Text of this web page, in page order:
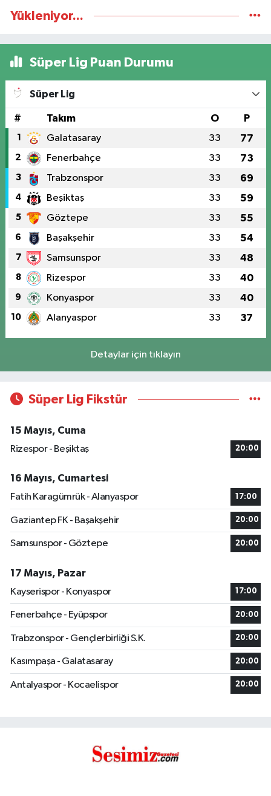
Yükleniyor...
Süper Lig Puan Durumu
Süper Lig
# Takım O P
1 Galatasaray 33 77
2 Fenerbahçe 33 73
3 Trabzonspor 33 69
4 Beşiktaş 33 59
5 Göztepe 33 55
6 Başakşehir 33 54
7 Samsunspor 33 48
8 Rizespor 33 40
9 Konyaspor 33 40
10 Alanyaspor 33 37
Detaylar için tıklayın
Süper Lig Fikstür
15 Mayıs, Cuma
Rizespor - Beşiktaş
20:00
16 Mayıs, Cumartesi
Fatih Karagümrük - Alanyaspor
17:00
Gaziantep FK - Başakşehir 20:00
Samsunspor - Göztepe 20:00
17 Mayıs, Pazar
Kayserispor - Konyaspor
17:00
Fenerbahçe - Eyüpspor 20:00
Trabzonspor - Gençlerbirliği S.K. 20:00
Kasımpaşa - Galatasaray 20:00
Antalyaspor - Kocaelispor 20:00